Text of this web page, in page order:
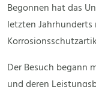
Begonnen hat das
letzten
Der Besuch begann